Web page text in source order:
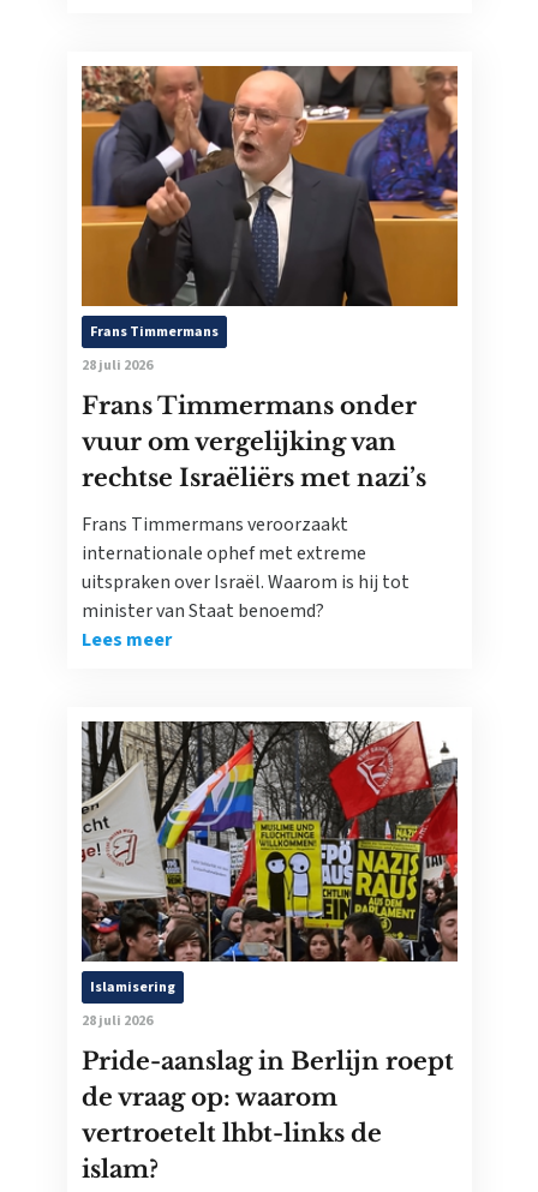
Frans Timmermans
28 juli 2026
Frans Timmermans onder
vuur om vergelijking van
rechtse Israëliërs met nazi’s
Frans Timmermans veroorzaakt
internationale ophef met extreme
uitspraken over Israël. Waarom is hij tot
minister van Staat benoemd?
Lees meer
Islamisering
28 juli 2026
Pride-aanslag in Berlijn roept
de vraag op: waarom
vertroetelt lhbt-links de
islam?